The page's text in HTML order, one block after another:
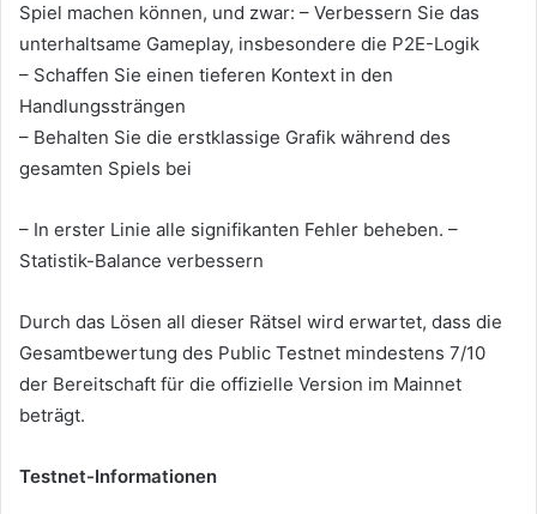
Spiel machen können, und zwar: – Verbessern Sie das
unterhaltsame Gameplay, insbesondere die P2E-Logik
– Schaffen Sie einen tieferen Kontext in den
Handlungssträngen
– Behalten Sie die erstklassige Grafik während des
gesamten Spiels bei
– In erster Linie alle signifikanten Fehler beheben. –
Statistik-Balance verbessern
Durch das Lösen all dieser Rätsel wird erwartet, dass die
Gesamtbewertung des Public Testnet mindestens 7/10
der Bereitschaft für die offizielle Version im Mainnet
beträgt.
Testnet-Informationen